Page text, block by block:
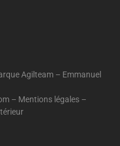
Agilteam – Emmanuel
– Mentions légales–